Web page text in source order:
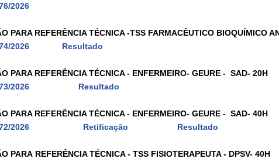
2026
PARA REFERÊNCIA TÉCNICA -TSS FARMACÊUTICO BIOQUÍMICO
2026
Resultado
PARA REFERÊNCIA TÉCNICA - ENFERMEIRO- GEURE - SAD- 20H
2026
Resultado
PARA REFERÊNCIA TÉCNICA - ENFERMEIRO- GEURE - SAD- 40H
2026
Retificação Resultado
PARA REFERÊNCIA TÉCNICA - TSS FISIOTERAPEUTA - DPSV- 40H